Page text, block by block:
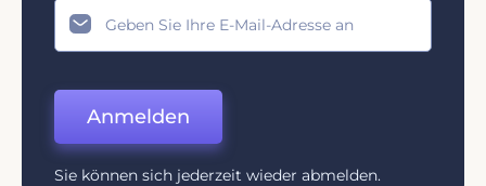
Anmelden
Sie können sich jederzeit wieder abmelden.